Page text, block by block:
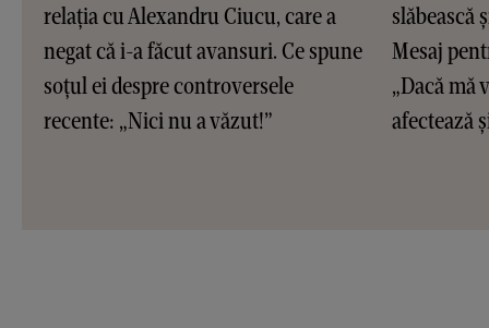
relația cu Alexandru Ciucu, care a
negat că i-a făcut avansuri. Ce spune
soțul ei despre controversele
recente: „Nici nu a văzut!”
slăbească
Mesaj
„Dacă mă
afectează